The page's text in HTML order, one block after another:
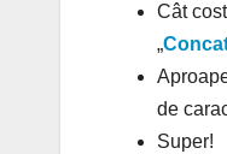
Cât
„
de
Super!